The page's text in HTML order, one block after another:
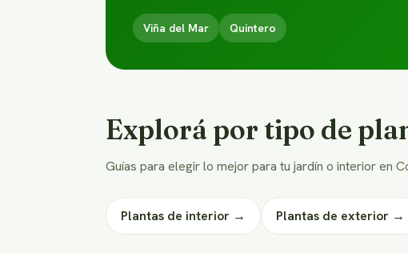
Viña del Mar Quintero
Explorá por tipo de
Guías para elegir lo mejor para tu jardín o interior en
Plantas de interior → Plantas de exterior →